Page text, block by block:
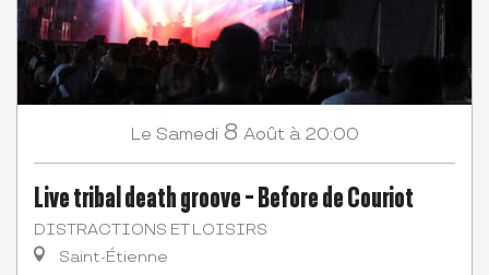
Le Samedi 8 Août à 20:00
Live tribal death groove - Before de Couriot
DISTRACTIONS ET LOISIRS
Saint-Étienne